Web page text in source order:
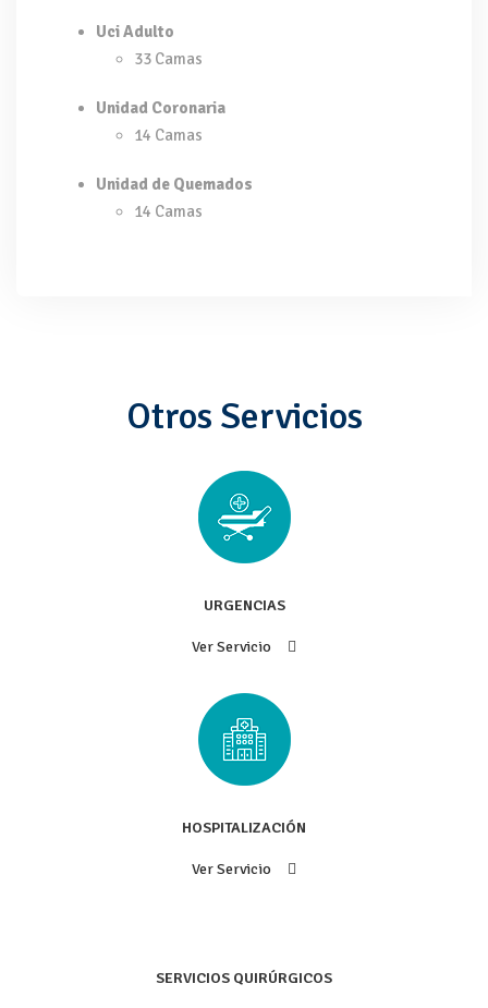
Uci Adulto
33 Camas
Unidad Coronaria
14 Camas
Unidad de Quemados
14 Camas
Otros Servicios
URGENCIAS
Ver Servicio
HOSPITALIZACIÓN
Ver Servicio
SERVICIOS QUIRÚRGICOS